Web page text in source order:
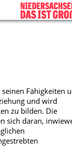
seinen Fähigkeiten
und wird
zu bilden. Die
sich daran,